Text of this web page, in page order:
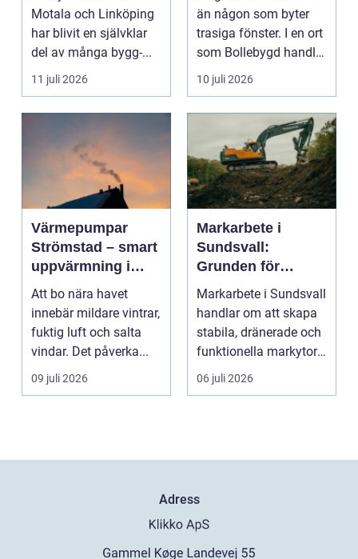
för projekt i alla
storlekar
Motala och Linköping
har blivit en självklar
del av många bygg-...
11 juli 2026
glaslösningar
än någon som byter
trasiga fönster. I en ort
som Bollebygd handlar
yrket lika ...
10 juli 2026
Värmepumpar
Strömstad – smart
uppvärmning i
kustklimat
Att bo nära havet
innebär mildare vintrar,
fuktig luft och salta
vindar. Det påverka...
09 juli 2026
Markarbete i
Sundsvall:
Grunden för
hållbara hus,
vägar och tomter
Markarbete i Sundsvall
handlar om att skapa
stabila, dränerade och
funktionella markytor
som kl...
06 juli 2026
Adress